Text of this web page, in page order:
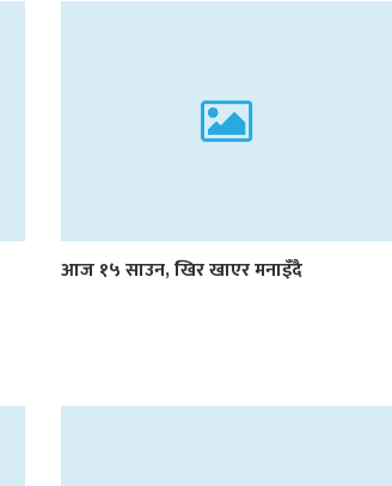
आज १५ साउन, खिर खाएर मनाइँदै